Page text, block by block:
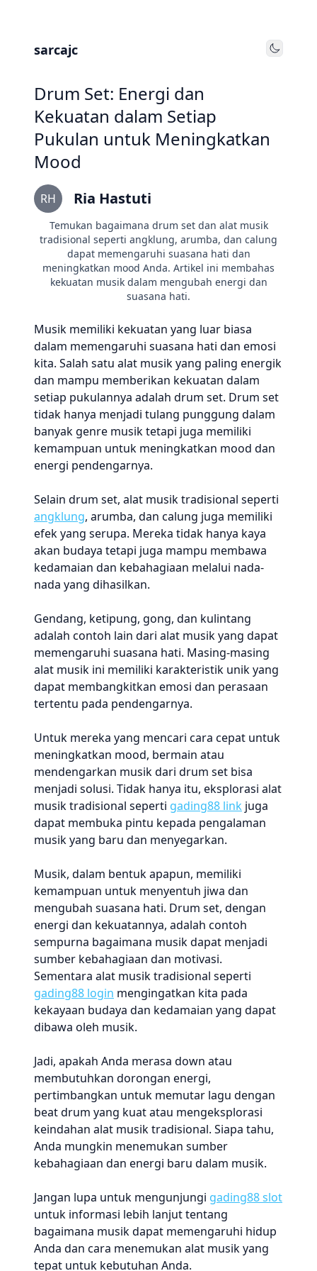
sarcajc Toggle
Drum Set: Energi dan
Kekuatan dalam Setiap
Pukulan untuk Meningkatkan
Mood
RH Ria Hastuti
Temukan bagaimana drum set dan alat musik
tradisional seperti angklung, arumba, dan calung
dapat memengaruhi suasana hati dan
meningkatkan mood Anda. Artikel ini membahas
kekuatan musik dalam mengubah energi dan
suasana hati.
Musik memiliki kekuatan yang luar biasa
dalam memengaruhi suasana hati dan emosi
kita. Salah satu alat musik yang paling energik
dan mampu memberikan kekuatan dalam
setiap pukulannya adalah drum set. Drum set
tidak hanya menjadi tulang punggung dalam
banyak genre musik tetapi juga memiliki
kemampuan untuk meningkatkan mood dan
energi pendengarnya.
Selain drum set, alat musik tradisional seperti
angklung, arumba, dan calung juga memiliki
efek yang serupa. Mereka tidak hanya kaya
akan budaya tetapi juga mampu membawa
kedamaian dan kebahagiaan melalui nada-
nada yang dihasilkan.
Gendang, ketipung, gong, dan kulintang
adalah contoh lain dari alat musik yang dapat
memengaruhi suasana hati. Masing-masing
alat musik ini memiliki karakteristik unik yang
dapat membangkitkan emosi dan perasaan
tertentu pada pendengarnya.
Untuk mereka yang mencari cara cepat untuk
meningkatkan mood, bermain atau
mendengarkan musik dari drum set bisa
menjadi solusi. Tidak hanya itu, eksplorasi alat
musik tradisional seperti gading88 link juga
dapat membuka pintu kepada pengalaman
musik yang baru dan menyegarkan.
Musik, dalam bentuk apapun, memiliki
kemampuan untuk menyentuh jiwa dan
mengubah suasana hati. Drum set, dengan
energi dan kekuatannya, adalah contoh
sempurna bagaimana musik dapat menjadi
sumber kebahagiaan dan motivasi.
Sementara alat musik tradisional seperti
gading88 login mengingatkan kita pada
kekayaan budaya dan kedamaian yang dapat
dibawa oleh musik.
Jadi, apakah Anda merasa down atau
membutuhkan dorongan energi,
pertimbangkan untuk memutar lagu dengan
beat drum yang kuat atau mengeksplorasi
keindahan alat musik tradisional. Siapa tahu,
Anda mungkin menemukan sumber
kebahagiaan dan energi baru dalam musik.
Jangan lupa untuk mengunjungi gading88 slot
untuk informasi lebih lanjut tentang
bagaimana musik dapat memengaruhi hidup
Anda dan cara menemukan alat musik yang
tepat untuk kebutuhan Anda.